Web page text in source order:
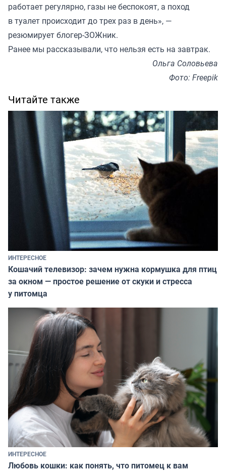
работает регулярно, газы не беспокоят, а поход
в туалет происходит до трех раз в день», —
резюмирует блогер-ЗОЖник.
Ранее мы рассказывали, что нельзя есть на завтрак.
Ольга Соловьева
Фото: Freepik
Читайте также
ИНТЕРЕСНОЕ
Кошачий телевизор: зачем нужна кормушка для птиц
за окном — простое решение от скуки и стресса
у питомца
ИНТЕРЕСНОЕ
Любовь кошки: как понять, что питомец к вам